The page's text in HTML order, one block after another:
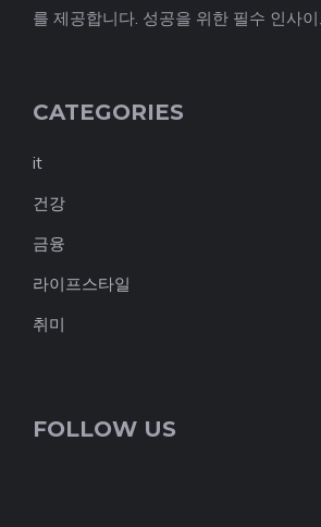
를 제공합니다. 성공을 위한 필수 인사
CATEGORIES
it
건강
금융
라이프스타일
취미
FOLLOW US